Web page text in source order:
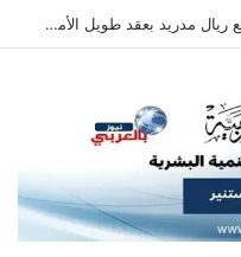
فينيسيوس جونيور يحسم مستقبله مع ريال مدريد بعقد طويل الأمد حتى 2032